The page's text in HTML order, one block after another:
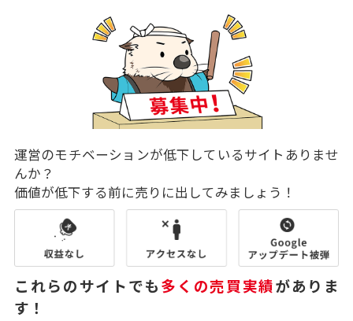
運営のモチベーションが低下しているサイトありませ
んか？
価値が低下する前に売りに出してみましょう！
これらのサイトでも多くの売買実績がありま
す！